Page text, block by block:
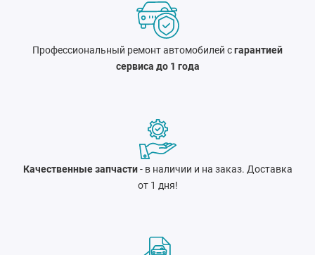
Профессиональный ремонт автомобилей сгарантией
сервиса до 1 года
Качественные запчасти- в наличии и на заказ. Доставка
от 1 дня!